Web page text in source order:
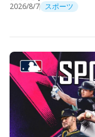
2026/8/7 スポーツ